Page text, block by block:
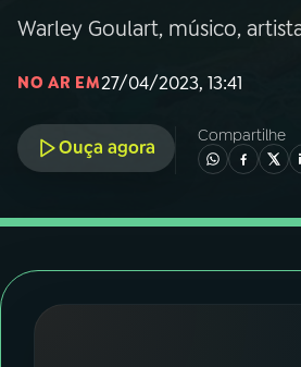
03 PROGRAMAÇÃO
05PODCASTS
Warley Goulart, músico,
NO AR EM27/04/2023, 13:41
Ouça agora
Compartilhe